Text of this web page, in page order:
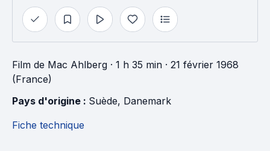
Film de Mac Ahlberg · 1 h 35 min · 21 février 1968
(France)
Pays d'origine : Suède, Danemark
Fiche technique